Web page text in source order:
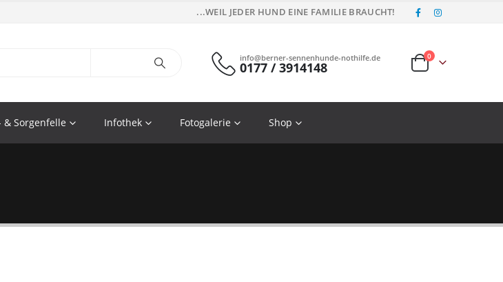
...WEIL JEDER HUND EINE FAMILIE BRAUCHT!
info@berner-sennenhunde-nothilfe.de
0177 / 3914148
0
& Sorgenfelle Infothek Fotogalerie Shop